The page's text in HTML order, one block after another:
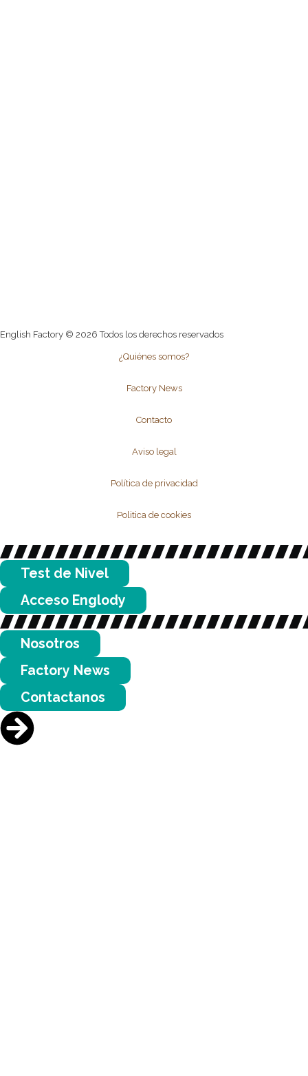
English Factory © 2026 Todos los derechos reservados
¿Quiénes somos?
Factory News
Contacto
Aviso legal
Política de privacidad
Politica de cookies
Test de Nivel
Acceso Englody
Nosotros
Factory News
Contactanos